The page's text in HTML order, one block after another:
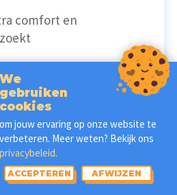
comfort en
nieuw matras willen
huidige willen
Topper is een
We
gebruiken
cookies
om jouw ervaring op onze website te
verbeteren. Meer weten? Bekijk ons
privacybeleid.
ACCEPTEREN AFWIJZEN